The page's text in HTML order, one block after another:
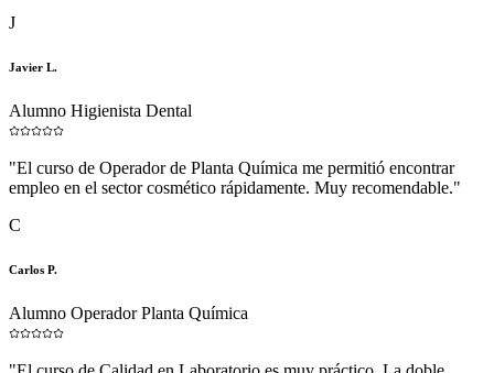
J
Javier L.
Alumno Higienista Dental
"El curso de Operador de Planta Química me permitió encontrar
empleo en el sector cosmético rápidamente. Muy recomendable."
C
Carlos P.
Alumno Operador Planta Química